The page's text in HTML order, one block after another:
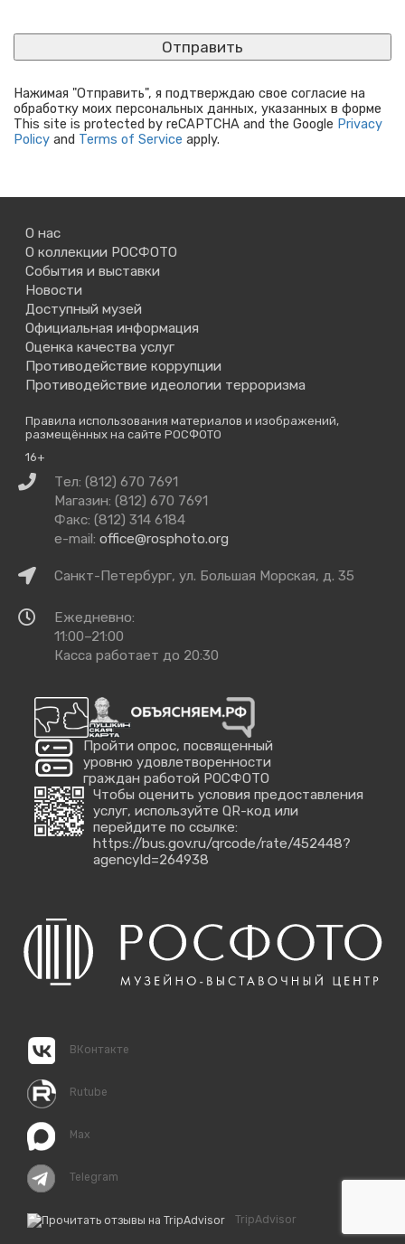
Нажимая "Отправить", я подтверждаю свое согласие на
обработку моих персональных данных, указанных в форме
This site is protected by reCAPTCHA and the Google Privacy
Policy and Terms of Service apply.
О нас
О коллекции РОСФОТО
События и выставки
Новости
Доступный музей
Официальная информация
Оценка качества услуг
Противодействие коррупции
Противодействие идеологии терроризма
Правила использования материалов и изображений,
размещённых на сайте РОСФОТО
16+
Связаться
нами
Тел: (812) 670 7691
Магазин: (812) 670 7691
Факс: (812) 314 6184
e-mail: office@rosphoto.org
КакСанкт-Петербург, ул. Большая Морская, д. 35
Время
работы
Ежедневно:
11:00–21:00
Касса работает до 20:30
Пройти опрос, посвященный
уровню удовлетворенности
граждан работой РОСФОТО
Чтобы оценить условия предоставления
услуг, используйте QR-код или
перейдите по ссылке:
https://bus.gov.ru/qrcode/rate/452448?
agencyId=264938
ВКонтакте
Rutube
Max
Telegram
TripAdvisor